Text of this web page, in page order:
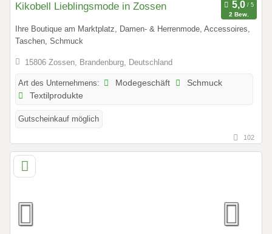
Kikobell Lieblingsmode in Zossen
2 Bew.
Ihre Boutique am Marktplatz, Damen- & Herrenmode, Accessoires,
Taschen, Schmuck
15806 Zossen, Brandenburg, Deutschland
Art des Unternehmens: Modegeschäft
Schmuck
Textilprodukte
Gutscheinkauf möglich
102